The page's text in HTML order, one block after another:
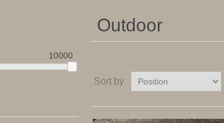
10000
Outdoor
Sort by